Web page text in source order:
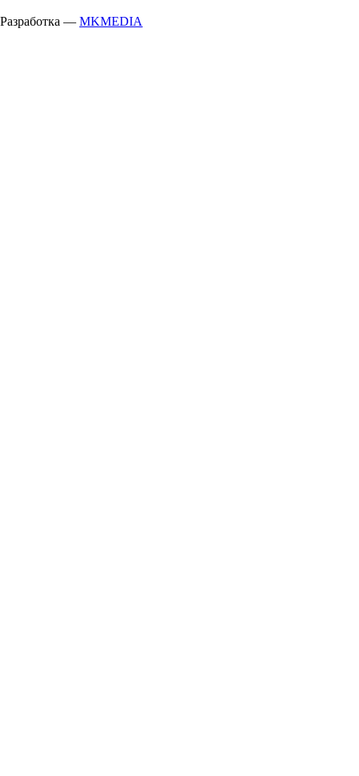
Разработка — MKMEDIA